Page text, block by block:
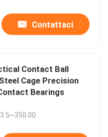
Contattaci
Contact Ball
Cage Precision
Bearings